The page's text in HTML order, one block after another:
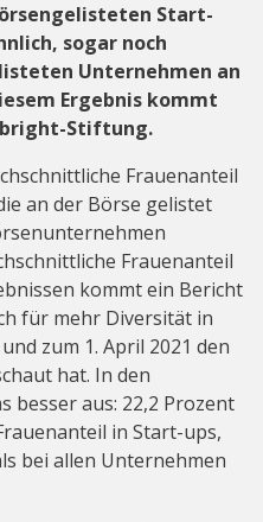
Start-
sogar noch
Unternehmen an
Ergebnis kommt
Stiftung.
Frauenanteil
an der Börse gelistet
Frauenanteil
kommt ein Bericht
für mehr Diversität in
zum 1. April 2021 den
hat. In den
besser aus: 22,2 Prozent
in Start-ups,
bei allen Unternehmen